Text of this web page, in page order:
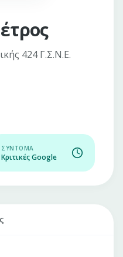
424 Γ.Σ.Ν.Ε.
ΣΎΝΤΟΜΑ
Κριτικές Google